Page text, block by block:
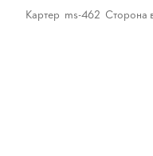
Картер ms-462 Сторона